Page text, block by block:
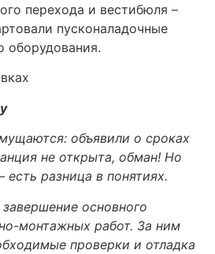
перехода и вестибюля –
пусконаладочные
оборудования.
объявили о сроках
не открыта, обман! Но
есть разница в понятиях.
завершение основного
монтажных работ. За ним
проверки и отладка